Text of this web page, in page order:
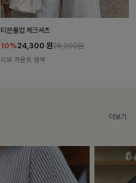
티븐롤업 체크셔츠
10%24,300 원26,900원
리뷰 카운트 영역
더보기